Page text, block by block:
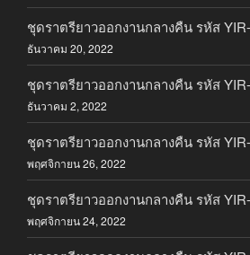
ชุดราตรียาวออกงานกลางคืน รหัส
ธันวาคม 20, 2022
ชุดราตรียาวออกงานกลางคืน รหัส
ธันวาคม 2, 2022
ชุดราตรียาวออกงานกลางคืน รหัส
พฤศจิกายน 26, 2022
ชุดราตรียาวออกงานกลางคืน รหัส
พฤศจิกายน 24, 2022